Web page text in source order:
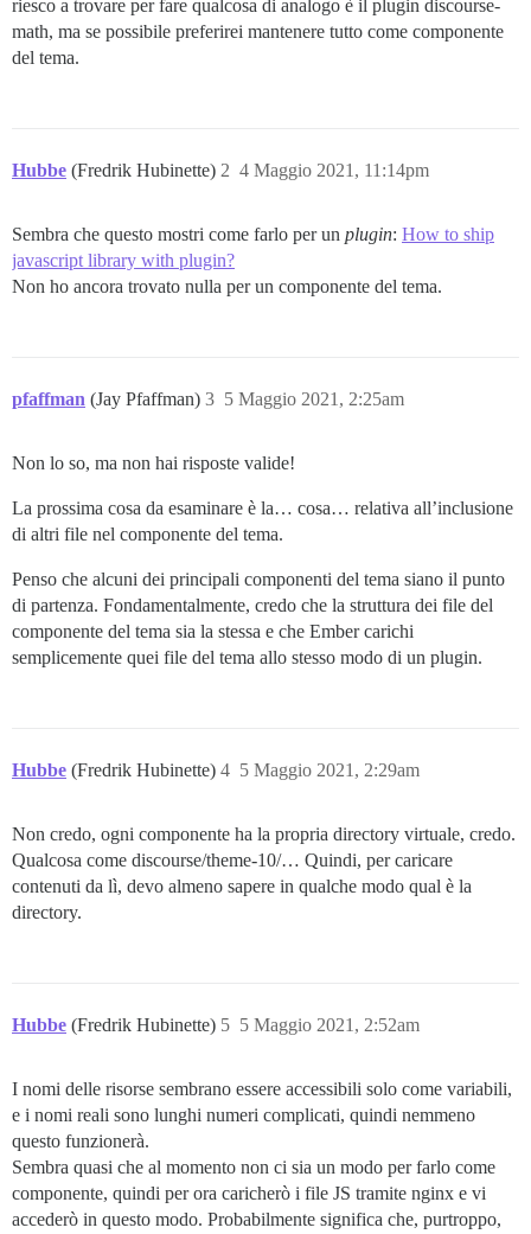
riesco a trovare per fare qualcosa di analogo è il plugin discourse-
math, ma se possibile preferirei mantenere tutto come componente
del tema.
Hubbe (Fredrik Hubinette) 4 Maggio 2021, 11:14pm
2
Sembra che questo mostri come farlo per un plugin: How to ship
javascript library with plugin?
Non ho ancora trovato nulla per un componente del tema.
pfaffman (Jay Pfaffman) 5 Maggio 2021, 2:25am
3
Non lo so, ma non hai risposte valide!
La prossima cosa da esaminare è la… cosa… relativa all’inclusione
di altri file nel componente del tema.
Penso che alcuni dei principali componenti del tema siano il punto
di partenza. Fondamentalmente, credo che la struttura dei file del
componente del tema sia la stessa e che Ember carichi
semplicemente quei file del tema allo stesso modo di un plugin.
Hubbe (Fredrik Hubinette) 5 Maggio 2021, 2:29am
4
Non credo, ogni componente ha la propria directory virtuale, credo.
Qualcosa come discourse/theme-10/… Quindi, per caricare
contenuti da lì, devo almeno sapere in qualche modo qual è la
directory.
Hubbe (Fredrik Hubinette) 5 Maggio 2021, 2:52am
5
I nomi delle risorse sembrano essere accessibili solo come variabili,
e i nomi reali sono lunghi numeri complicati, quindi nemmeno
questo funzionerà.
Sembra quasi che al momento non ci sia un modo per farlo come
componente, quindi per ora caricherò i file JS tramite nginx e vi
accederò in questo modo. Probabilmente significa che, purtroppo,